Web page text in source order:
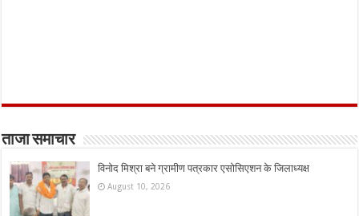
ताजा समाचार
विनोद मिश्रा बने ग्रामीण पत्रकार एसोसिएशन के जिलाध्यक्ष
August 10, 2026